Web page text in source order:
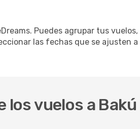
Puedes agrupar tus
las fechas que se ajusten
vuelos a Bakú